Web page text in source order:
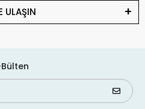
ULAŞIN
Bülten